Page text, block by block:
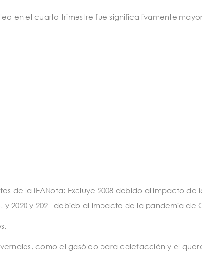
en el cuarto trimestre fue significativamente
de la IEANota: Excluye 2008 debido al impacto de
2020 y 2021 debido al impacto de la pandemia de
como el gasóleo para calefacción y el